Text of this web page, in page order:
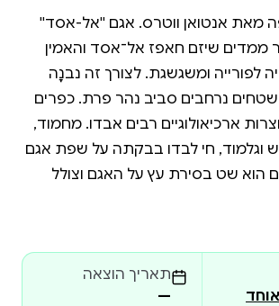
מאת אנטואן ווטרס. אגם ''אל-אסד''
ממדים שיזם חאפז אל־אסד והאמין
לפורייה ומשגשגת. לצורך זה נבנָה
שטחים נרחבים סביב נהר פרת. כפרים
ארכיאולוגיים רבים אבדו. מחמוד,
וגלמוד, חי לבדו בבקתה על שפת אגם
הוא שט בסירת עץ על האגם וצולל
את זיכרונותיו ששקעו בו עם הכפר
כמורה ללשון, במשפחה שהקים, בשלוש
תאריך הוצאה
—